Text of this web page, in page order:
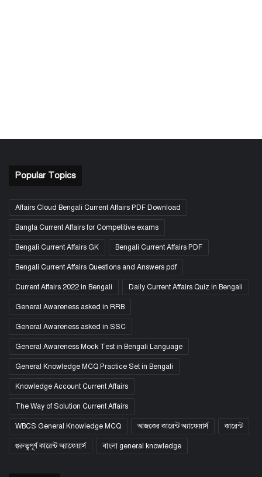
Popular Topics
Affairs Cloud Bengali Current Affairs PDF Download
Bangla Current Affairs for Competitive exams
Bengali Current Affairs GK Bengali Current Affairs PDF
Bengali Current Affairs Questions and Answers pdf
Current Affairs 2022 in Bengali Daily Current Affairs Quiz in Bengali
General Awareness asked in RRB
General Awareness asked in SSC
General Awareness Mock Test in Bengali Language
General Knowledge MCQ Practice Set in Bengali
Knowledge Account Current Affairs
The Way of Solution Current Affairs
WBCS General Knowledge MCQ আজকের কারেন্ট অ্যাফেয়ার্স কারেন্ট
গুরুত্বপূর্ণ কারেন্ট অ্যাফেয়ার্স বাংলা general knowledge